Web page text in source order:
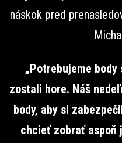
náskok pred
„Potrebujeme body
zostali hore. Náš
body, aby si
chcieť zobrať aspoň